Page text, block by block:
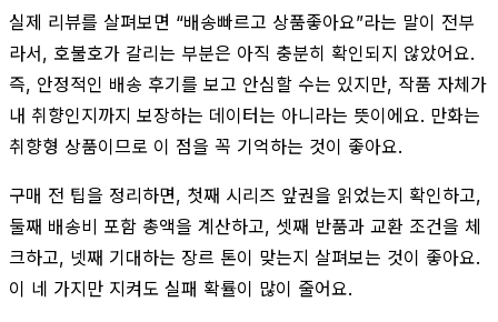
실제 리뷰를 살펴보면 “배송빠르고 상품좋아요”라는 말이 전부
라서, 호불호가 갈리는 부분은 아직 충분히 확인되지 않았어요.
즉, 안정적인 배송 후기를 보고 안심할 수는 있지만, 작품 자체가
내 취향인지까지 보장하는 데이터는 아니라는 뜻이에요. 만화는
취향형 상품이므로 이 점을 꼭 기억하는 것이 좋아요.
구매 전 팁을 정리하면, 첫째 시리즈 앞권을 읽었는지 확인하고,
둘째 배송비 포함 총액을 계산하고, 셋째 반품과 교환 조건을 체
크하고, 넷째 기대하는 장르 톤이 맞는지 살펴보는 것이 좋아요.
이 네 가지만 지켜도 실패 확률이 많이 줄어요.